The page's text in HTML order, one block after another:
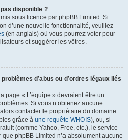
disponible ?
sous licence par phpBB Limited. Si
d’une nouvelle fonctionnalité, veuillez
(en anglais) où vous pourrez voter pour
et suggérer les vôtres.
d’abus ou d’ordres légaux liés
page « L’équipe » devraient être un
Si vous n’obtenez aucune
contacter le propriétaire du domaine
grâce à une requête WHOIS), ou, si
(comme Yahoo, Free, etc.), le service
phpBB Limited n’a absolument aucune